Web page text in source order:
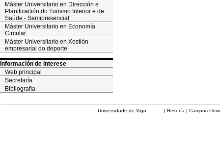
Máster Universitario en Dirección e
Planificación do Turismo Interior e de
Saúde - Semipresencial
Máster Universitario en Economía
Circular
Máster Universitario en Xestión
empresarial do deporte
Información de interese
Web principal
Secretaría
Bibliografía
Universidade de Vigo | Reitoría | Campus